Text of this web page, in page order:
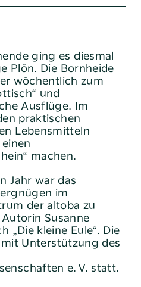
ging es diesmal
Plön. Die Bornheide
wöchentlich zum
und
Ausflüge. Im
praktischen
Lebensmitteln
machen.
Jahr war das
im
der altoba zu
Susanne
„Die kleine Eule“. Die
Unterstützung des
e. V. statt.